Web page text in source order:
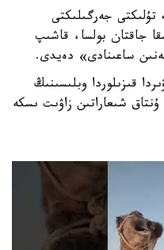
تۇلىكتى جەرگىلىكتى
جاقتان بولسا، قاشىپ
ساعىنادى» دەيدى.
قىزىلوردا وبلىسىنىڭ
ۇنتاق شىعاراتىن زاۋىت ىسكە